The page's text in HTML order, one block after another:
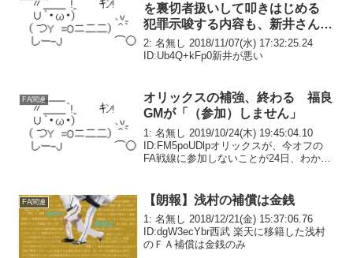
を裏切者扱いして叩きはじめる
犯罪示唆する内容も、新井さんの
時逮捕者出たよね
2: 名無し 2018/11/07(水) 17:32:25.24
ID:Ub4Q+kFp0新井が悪い
FA関連
オリックスの補強、終わる 福良
GMが「（参加）しません」
1: 名無し 2019/10/24(木) 19:45:04.10
ID:FM5poUDlpオリックスが、今オフの
FA戦線に参加しないことが24日、わかっ
明言した。昨...
FA関連 【朗報】浅村の補償は金銭
1: 名無し 2018/12/21(金) 15:37:06.76
ID:dgW3ecYbr西武 楽天に移籍した浅村
のＦＡ補償は金銭のみ